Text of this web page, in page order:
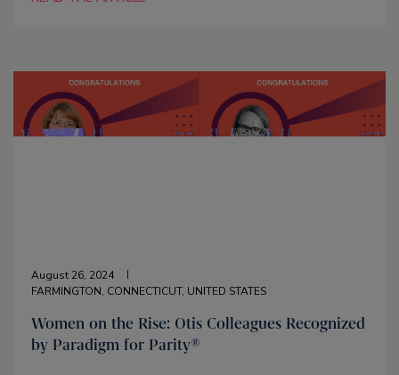
August 26, 2024
FARMINGTON, CONNECTICUT, UNITED STATES
Women on the Rise: Otis Colleagues Recognized
by Paradigm for Parity®